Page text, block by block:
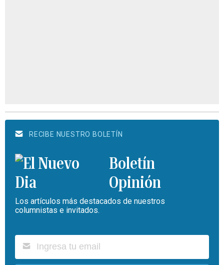
RECIBE NUESTRO BOLETÍN
Boletín
Opinión
Los artículos más destacados de nuestros
columnistas e invitados.